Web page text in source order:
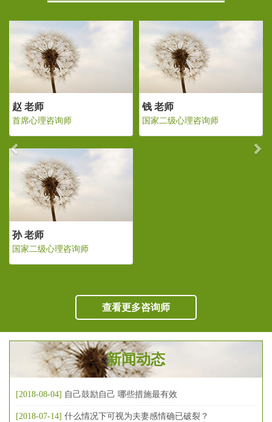
理咨询师 首席心理咨询师
Previous
查看更多咨询师
新闻动态
[2018-08-04] 自己鼓励自己 哪些措施最有效
[2018-07-14] 什么情况下可视为夫妻感情确已破裂？